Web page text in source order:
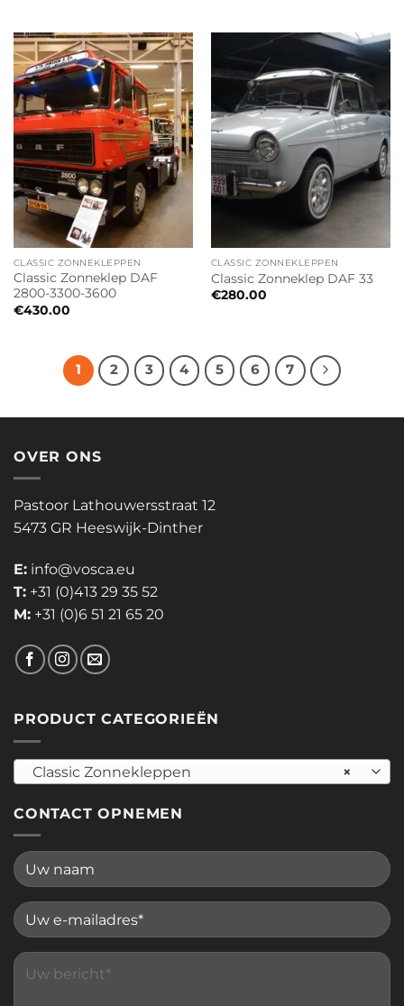
CLASSIC ZONNEKLEPPEN
Classic Zonneklep DAF
2800-3300-3600
€430.00
CLASSIC ZONNEKLEPPEN
Classic Zonneklep DAF 33
€280.00
1 2 3 4 5 6 7
OVER ONS
Pastoor Lathouwersstraat 12
5473 GR Heeswijk-Dinther
E: info@vosca.eu
T: +31 (0)413 29 35 52
M: +31 (0)6 51 21 65 20
PRODUCT CATEGORIEËN
×
Classic Zonnekleppen
CONTACT OPNEMEN
Please leave this field empty.